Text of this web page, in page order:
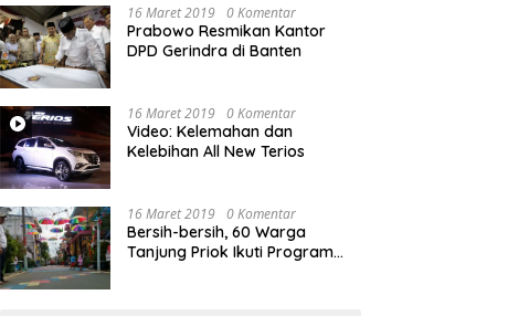
16 Maret 2019 0 Komentar
Prabowo Resmikan Kantor
DPD Gerindra di Banten
16 Maret 2019 0 Komentar
Video: Kelemahan dan
Kelebihan All New Terios
16 Maret 2019 0 Komentar
Bersih-bersih, 60 Warga
Tanjung Priok Ikuti Program